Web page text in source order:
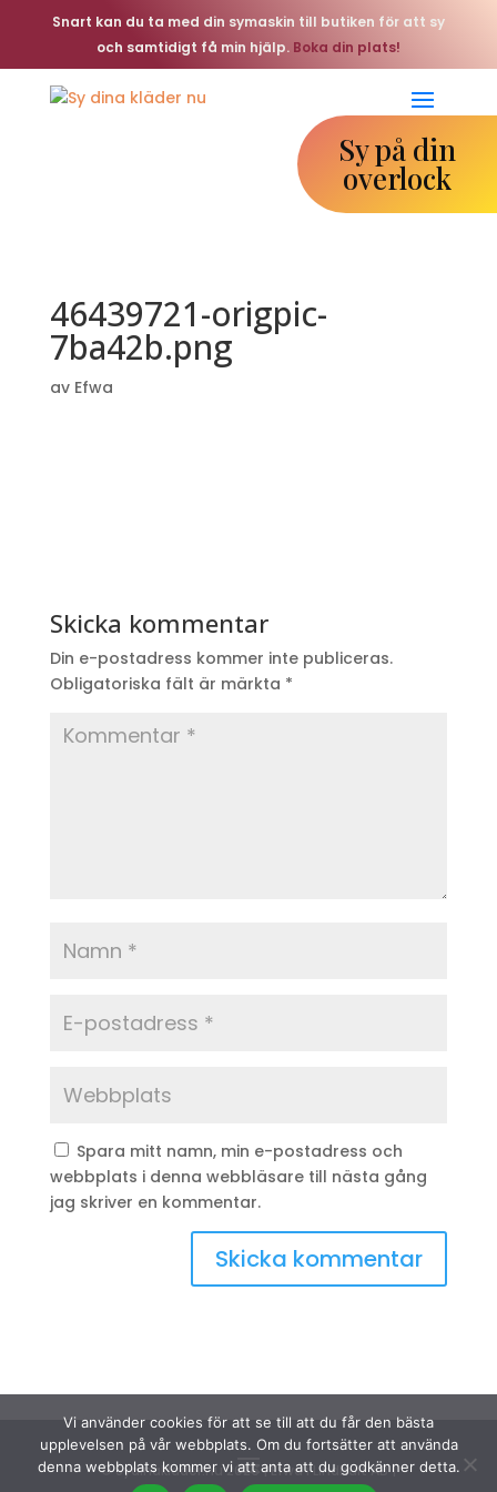
Snart kan du ta med din symaskin till butiken för att sy
och samtidigt få min hjälp. Boka din plats!
Sy på din
overlock
46439721-origpic-
7ba42b.png
av Efwa
Skicka kommentar
Din e-postadress kommer inte publiceras.
Obligatoriska fält är märkta *
Spara mitt namn, min e-postadress och
webbplats i denna webbläsare till nästa gång
jag skriver en kommentar.
© Sydinakläder.nu 2026 | Efwa i Lindhult AB |
Vi använder cookies för att se till att du får den bästa
upplevelsen på vår webbplats. Om du fortsätter att använda
denna webbplats kommer vi att anta att du godkänner detta.